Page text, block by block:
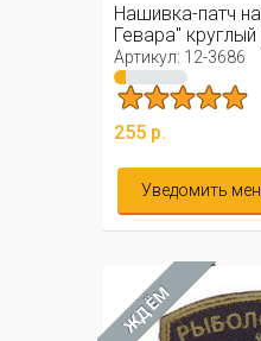
Нашивка-патч
Гевара"
Артикул: 12-3686
255 р.
Уведомить
ЖДЁМ